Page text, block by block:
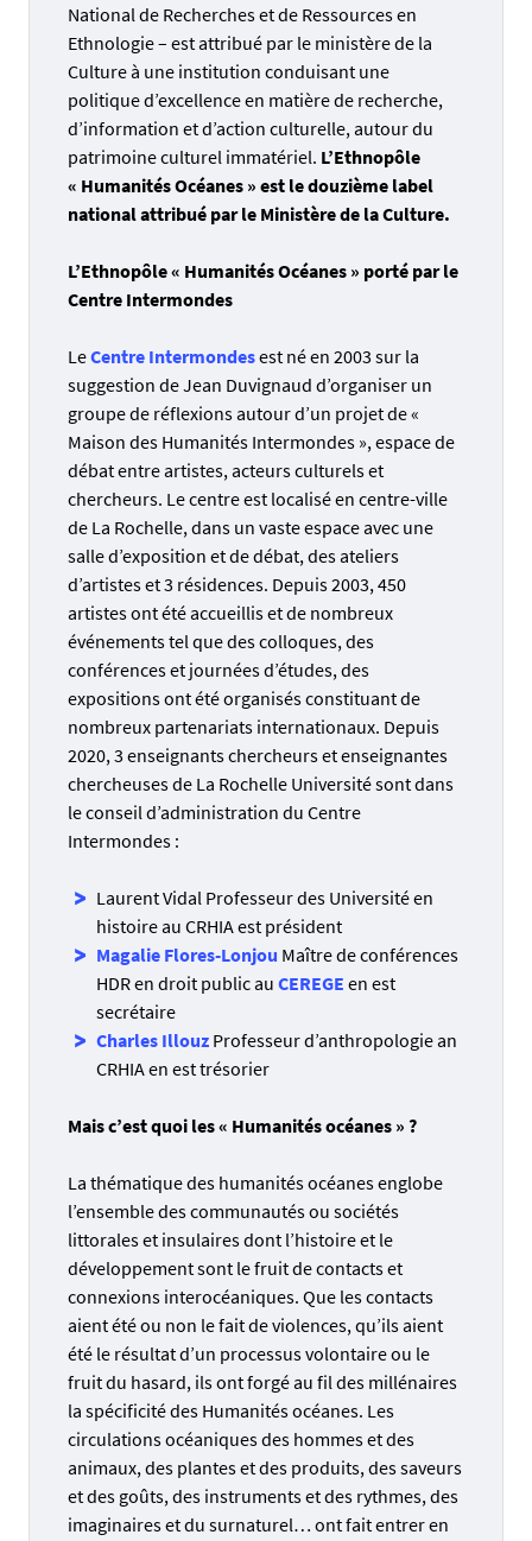
National de Recherches et de Ressources en
Ethnologie – est attribué par le ministère de la
Culture à une institution conduisant une
politique d’excellence en matière de recherche,
d’information et d’action culturelle, autour du
patrimoine culturel immatériel. L’Ethnopôle
« Humanités Océanes » est le douzième label
national attribué par le Ministère de la Culture.
L’Ethnopôle « Humanités Océanes » porté par le
Centre Intermondes
LeCentre Intermondesest né en 2003 sur la
suggestion de Jean Duvignaud d’organiser un
groupe de réflexions autour d’un projet de «
Maison des Humanités Intermondes », espace de
débat entre artistes, acteurs culturels et
chercheurs. Le centre est localisé en centre-ville
de La Rochelle, dans un vaste espace avec une
salle d’exposition et de débat, des ateliers
d’artistes et 3 résidences. Depuis 2003, 450
artistes ont été accueillis et de nombreux
événements tel que des colloques, des
conférences et journées d’études, des
expositions ont été organisés constituant de
nombreux partenariats internationaux. Depuis
2020, 3 enseignants chercheurs et enseignantes
chercheuses de La Rochelle Université sont dans
le conseil d’administration du Centre
Intermondes :
Laurent Vidal Professeur des Université en
histoire au CRHIA est président
Magalie Flores-Lonjou Maître de conférences
HDR en droit public au CEREGE en est
secrétaire
Charles Illouz Professeur d’anthropologie an
CRHIA en est trésorier
Mais c’est quoi les « Humanités océanes » ?
La thématique des humanités océanes englobe
l’ensemble des communautés ou sociétés
littorales et insulaires dont l’histoire et le
développement sont le fruit de contacts et
connexions interocéaniques. Que les contacts
aient été ou non le fait de violences, qu’ils aient
été le résultat d’un processus volontaire ou le
fruit du hasard, ils ont forgé au fil des millénaires
la spécificité des Humanités océanes. Les
circulations océaniques des hommes et des
animaux, des plantes et des produits, des saveurs
et des goûts, des instruments et des rythmes, des
imaginaires et du surnaturel… ont fait entrer en